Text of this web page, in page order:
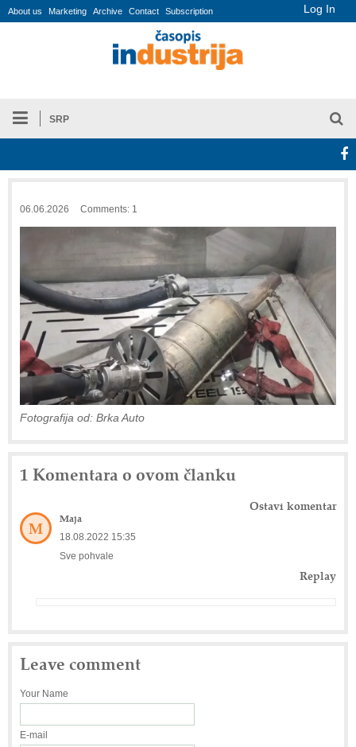
Log In
About us Marketing Archive Contact Subscription
SRP
06.06.2026 Comments: 1
Fotografija od: Brka Auto
1 Komentara o ovom članku
Ostavi komentar
M Maja
18.08.2022 15:35
Sve pohvale
Replay
Leave comment
Your Name
E-mail